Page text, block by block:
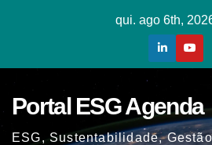
qui. ago 6th,
Portal ESG Agenda
ESG, Sustentabilidade,